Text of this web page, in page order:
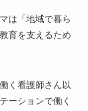
は「地域で暮ら
育を支えるため
く看護師さん以
ーションで働く